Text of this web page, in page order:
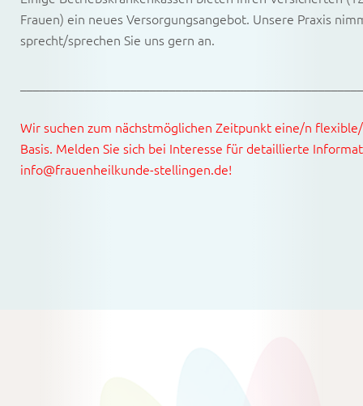
Frauen) ein neues Versorgungsangebot. Unsere Praxis
sprecht/sprechen Sie uns gern an.
Wir suchen zum nächstmöglichen Zeitpunkt eine/n
Basis. Melden Sie sich bei Interesse für detaillierte
info@frauenheilkunde-stellingen.de!